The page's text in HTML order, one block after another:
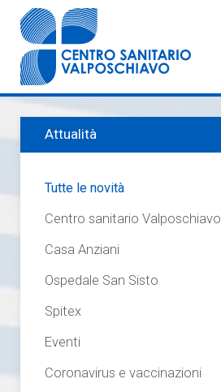
Attualità
Tutte le novità
Centro sanitario Valposchiavo
Casa Anziani
Ospedale San Sisto
Spitex
Eventi
Coronavirus e vaccinazioni